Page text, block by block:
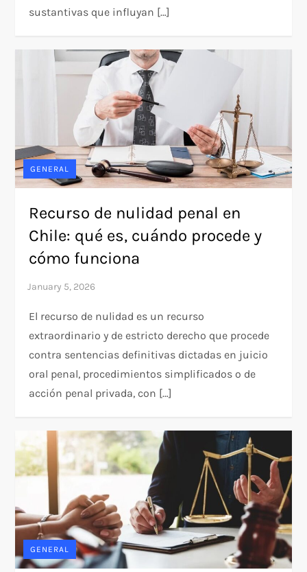
sustantivas que influyan […]
GENERAL
Recurso de nulidad penal en
Chile: qué es, cuándo procede y
cómo funciona
El recurso de nulidad es un recurso
extraordinario y de estricto derecho que procede
contra sentencias definitivas dictadas en juicio
oral penal, procedimientos simplificados o de
acción penal privada, con […]
GENERAL